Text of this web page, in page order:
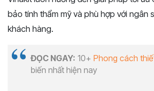
bảo tính thẩm mỹ và phù hợp với ngân
khách hàng.
ĐỌC NGAY: 10+ Phong cách
biến nhất hiện nay